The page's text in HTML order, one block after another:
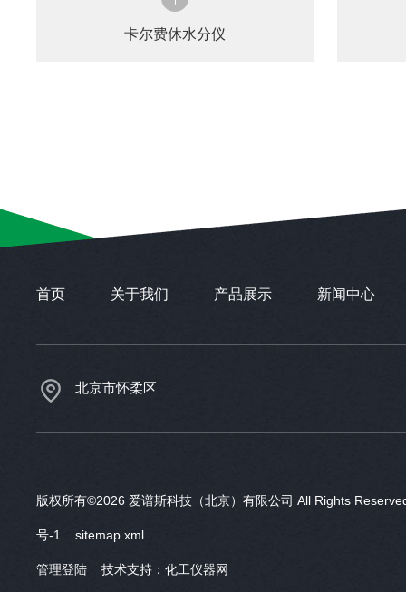
卡尔费休水分仪
首页 关于我们 产品展示 新闻中心
北京市怀柔区
版权所有©2026 爱谱斯科技（北京）有限公司 All Rights
号-1 sitemap.xml
管理登陆 技术支持： 化工仪器网